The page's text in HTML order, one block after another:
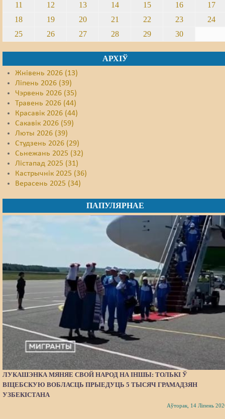
11
12 13 14 15 16
17
18
19 20 21 22 23
24
25
26 27 28 29 30
АРХІЎ
Жнівень 2026 (13)
Ліпень 2026 (39)
Чэрвень 2026 (35)
Травень 2026 (44)
Красавік 2026 (44)
Сакавік 2026 (59)
Люты 2026 (39)
Студзень 2026 (29)
Сьнежань 2025 (32)
Лістапад 2025 (31)
Кастрычнік 2025 (36)
Верасень 2025 (34)
ПАПУЛЯРНАЕ
ЛУКАШЭНКА МЯНЯЕ СВОЙ НАРОД НА ІНШЫ: ТОЛЬКІ Ў
ВІЦЕБСКУЮ ВОБЛАСЦЬ ПРЫЕДУЦЬ 5 ТЫСЯЧ ГРАМАДЗЯН
УЗБЕКІСТАНА
Аўторак, 14 Ліпень